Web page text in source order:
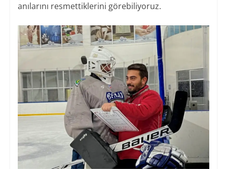
anılarını resmettiklerini görebiliyoruz.